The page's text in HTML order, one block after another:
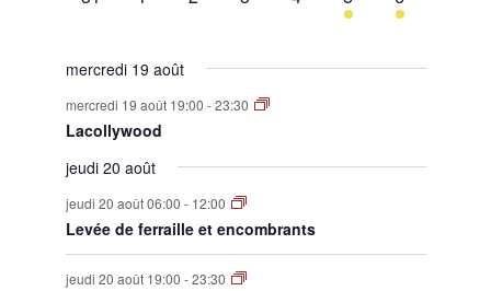
évènement,évènement,évènement,
mercredi 19 août
mercredi 19 août 19:00 -23:30
Lacollywood
jeudi 20 août
jeudi 20 août 06:00 - 12:00
Levée de ferraille et encombrants
jeudi 20 août 19:00 -23:30